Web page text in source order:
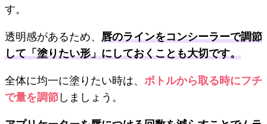
す。
透明感があるため、 唇のラインをコンシーラーで調節
して「塗りたい形」にしておくことも大切です。
全体に均一に塗りたい時は、 ボトルから取る時にフチ
で量を調節 しましょう。